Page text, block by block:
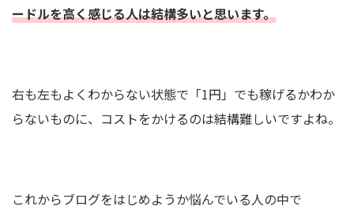
ードルを高く感じる人は結構多いと思います。
右も左もよくわからない状態で「1円」でも稼げるかわか
らないものに、コストをかけるのは結構難しいですよね。
これからブログをはじめようか悩んでいる人の中で